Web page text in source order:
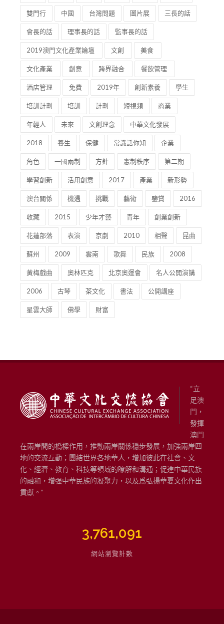
雙門行 中國 台灣問題 圖片展 三長的話
會長的話 理事長的話 監事長的話
2019澳門文化產業論壇 文創 美食
文化產業 創意 跨界融合 餐飲管理
酒店管理 免費 2019年 創新素養 學生
培訓計劃 培訓 計劃 短視頻 商業
年輕人 未來 文創理念 中華文化發展
2018 養生 保健 常識話你知 企業
角色 一國兩制 方針 憲制秩序 第二期
學習創新 活用創意 2017 產業 新形勢
澳台關係 機遇 挑戰 藝術 鑒賞 2016
收藏 2015 少年才藝 青年 創業創新
花蓮部落 表演 京劇 2010 相聲 昆曲
蘇州 2009 雲南 歌舞 民族 2008
黃梅戲曲 奧林匹克 北京奧運會 名人公開演講
2006 古琴 茶文化 書法 公開講座
星雲大師 佛學 財富
“立
足澳
門，
發揮
澳門
在兩岸間的橋樑作用，推動兩岸關係穩步發展，加強兩岸四
地的交流互動；團結世界各地華人，增加彼此在社會、文
化、經濟、教育、科技等領域的瞭解和溝通；促進中華民族
的融和，增强中華民族的凝聚力，以及爲弘揚華夏文化作出
貢獻。”
3,761,091
網站瀏覽計數